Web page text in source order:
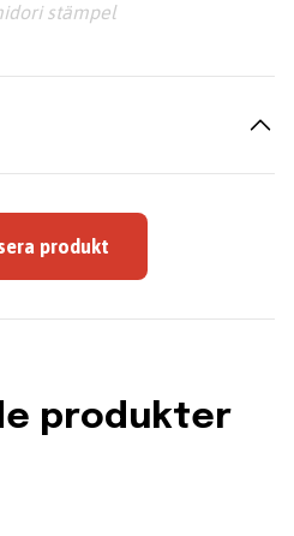
stämpel
produkt
produkter